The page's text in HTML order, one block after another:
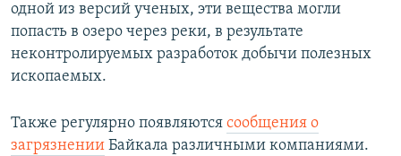
одной из версий ученых, эти вещества могли
попасть в озеро через реки, в результате
неконтролируемых разработок добычи полезных
ископаемых.
Также регулярно появляются сообщения о
загрязнении Байкала различными компаниями.